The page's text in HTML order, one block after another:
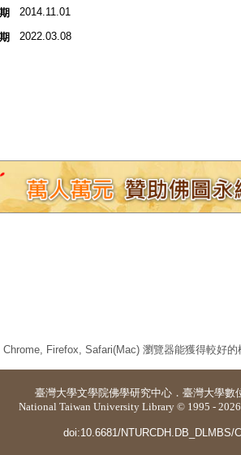
2014.11.01
2022.03.08
Firefox, Safari(Mac) 瀏覽器能獲得較好的
臺灣大學文學院佛學研究中心 ． 臺灣大學數
National Taiwan University Library © 1995 -
doi:10.6681/NTURCDH.DB_DLMBS/